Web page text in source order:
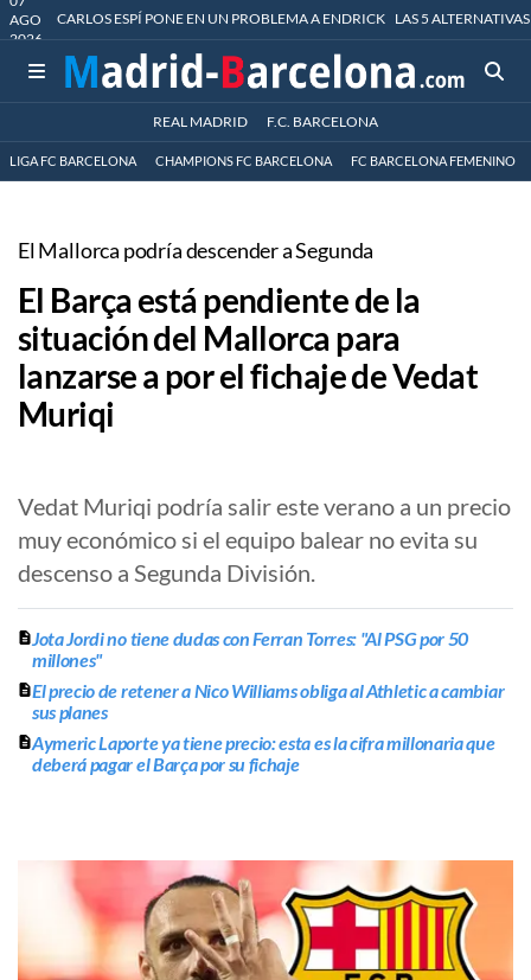
AGO
2026
CARLOS ESPÍ PONE EN UN PROBLEMA A ENDRICK LAS 5
REAL MADRID F.C. BARCELONA
LIGA FC BARCELONA CHAMPIONS FC BARCELONA FC BARCELONA FEMENINO
El Mallorca podría descender a Segunda
El Barça está pendiente de la
situación del Mallorca para
lanzarse a por el fichaje de Vedat
Muriqi
Vedat Muriqi podría salir este verano a un precio
muy económico si el equipo balear no evita su
descenso a Segunda División.
Jota Jordi no tiene dudas con Ferran Torres: "Al PSG por 50
millones"
El precio de retener a Nico Williams obliga al Athletic a cambiar
sus planes
Aymeric Laporte ya tiene precio: esta es la cifra millonaria que
deberá pagar el Barça por su fichaje